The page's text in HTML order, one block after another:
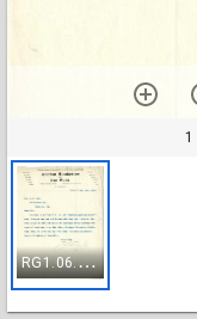
1
R
G1.06.08.01-1